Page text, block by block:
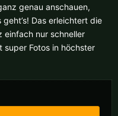
genau anschauen,
Das erleichtert die
einfach nur schneller
super Fotos in höchster
Bulgarien |лв
Estland |€
Frankreich |€
SERVICE
TURNIERE